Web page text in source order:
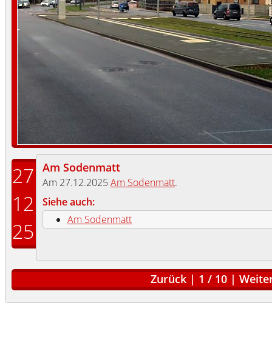
27
12
25
Am Sodenmatt
Am 27.12.2025 Am Sodenmatt.
Siehe auch:
Am Sodenmatt
Zurück | 1 / 10 |